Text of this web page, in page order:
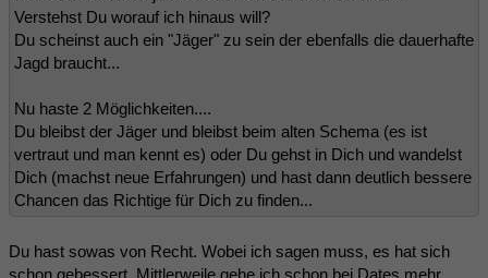
Verstehst Du worauf ich hinaus will?
Du scheinst auch ein "Jäger" zu sein der ebenfalls die dauerhafte
Jagd braucht...
Nu haste 2 Möglichkeiten....
Du bleibst der Jäger und bleibst beim alten Schema (es ist
vertraut und man kennt es) oder Du gehst in Dich und wandelst
Dich (machst neue Erfahrungen) und hast dann deutlich bessere
Chancen das Richtige für Dich zu finden...
Du hast sowas von Recht. Wobei ich sagen muss, es hat sich
schon gebessert. Mittlerweile gehe ich schon bei Dates mehr